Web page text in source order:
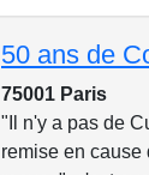
75001 Paris
"Il n'y a pas de
remise en cause